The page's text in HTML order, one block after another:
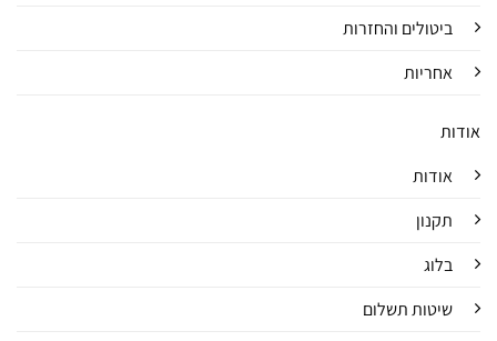
ביטולים והחזרות
אחריות
אודות
אודות
תקנון
בלוג
שיטות תשלום